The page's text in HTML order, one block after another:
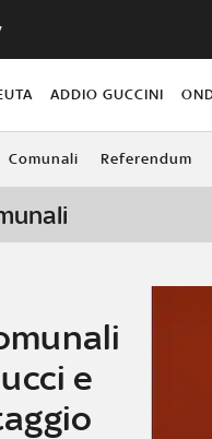
ADDIO GUCCINI
Comunali Referendum
e